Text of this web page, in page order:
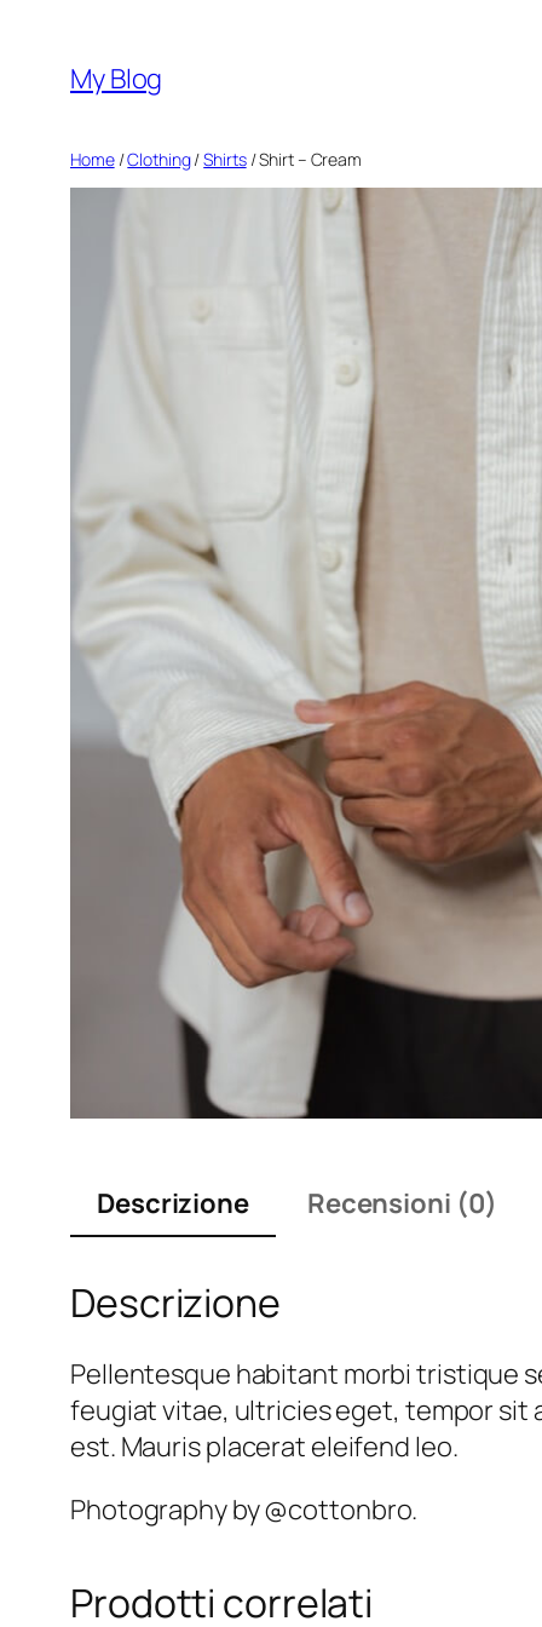
contenuto
My Blog
Home/Clothing/Shirts/ Shirt – Cream
Descrizione Recensioni (0)
Descrizione
Pellentesque habitant morbi tristique
feugiat vitae, ultricies eget, tempor sit
est. Mauris placerat eleifend leo.
Photography by @cottonbro.
Prodotti correlati